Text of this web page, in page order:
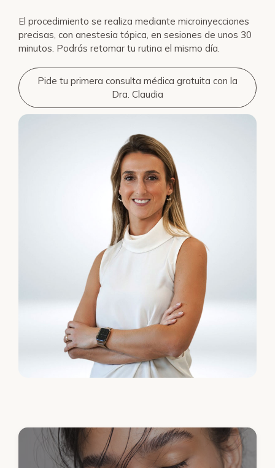
El procedimiento se realiza mediante microinyecciones
precisas, con anestesia tópica, en sesiones de unos 30
minutos. Podrás retomar tu rutina el mismo día.
Pide tu primera consulta médica gratuita con la
Dra. Claudia